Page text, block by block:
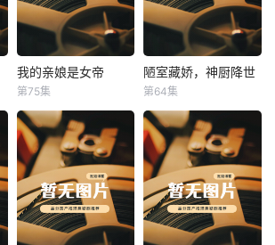
我的亲娘是女帝
我的亲娘是女帝
第75集
陋室藏娇，神厨降世
陋室藏娇，神厨降世
第64集